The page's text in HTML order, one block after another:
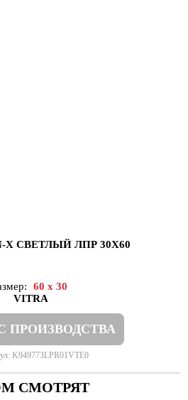
X СВЕТЛЫЙ ЛПР 30X60
60 x 30
VITRA
ПРОИЗВОДСТВА
K949773LPR01VTE0
СМОТРЯТ